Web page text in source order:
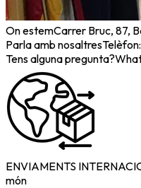
On estemCarrer Bruc, 87,
Parla amb nosaltres
Tens alguna pregunta?
ENVIAMENTS
món